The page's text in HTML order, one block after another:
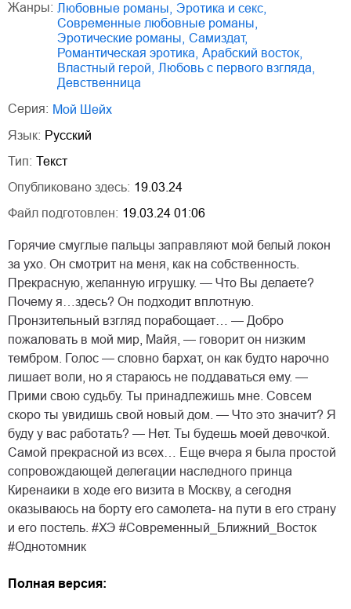
Жанры:
любовные романы эротика и секс
современные любовные романы
эротические романы
Самиздат,
романтическая эротика
арабский восток
властный герой
любовь с первого взгляда
девственница
Серия:
Мой Шейх
Язык: Русский
Тип: Текст
Опубликовано здесь: 19.03.24
Файл подготовлен: 19.03.24 01:06
Горячие смуглые пальцы заправляют мой белый локон
за ухо. Он смотрит на меня, как на собственность.
Прекрасную, желанную игрушку. — Что Вы делаете?
Почему я…здесь? Он подходит вплотную.
Пронзительный взгляд порабощает… — Добро
пожаловать в мой мир, Майя, — говорит он низким
тембром. Голос — словно бархат, он как будто нарочно
лишает воли, но я стараюсь не поддаваться ему. —
Прими свою судьбу. Ты принадлежишь мне. Совсем
скоро ты увидишь свой новый дом. — Что это значит? Я
буду у вас работать? — Нет. Ты будешь моей девочкой.
Самой прекрасной из всех… Еще вчера я была простой
сопровождающей делегации наследного принца
Киренаики в ходе его визита в Москву, а сегодня
оказываюсь на борту его самолета- на пути в его страну
и его постель. #ХЭ #Современный_Ближний_Восток
#Однотомник
Полная версия: